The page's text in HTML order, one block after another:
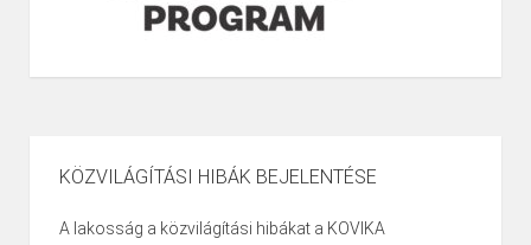
KÖZVILÁGÍTÁSI HIBÁK BEJELENTÉSE
A lakosság a közvilágítási hibákat a KOVIKA